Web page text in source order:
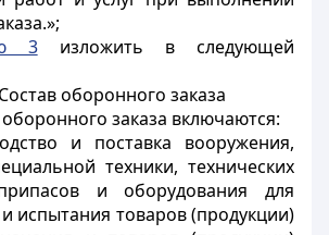
3изложить в следующей
оборонного заказа
оборонного заказа включаются:
и поставка вооружения,
техники, технических
и оборудования для
испытания товаров (продукции)